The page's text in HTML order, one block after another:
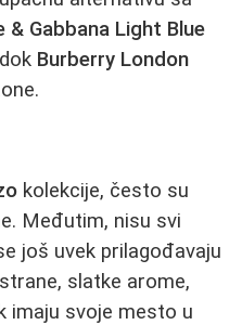
& Gabbana Light Blue
Burberry London
kolekcije, često su
Međutim, nisu svi
još uvek prilagođavaju
slatke arome,
imaju svoje mesto u